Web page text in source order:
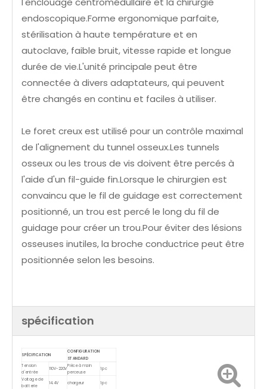
endoscopique.Forme ergonomique parfaite,
stérilisation à haute température et en
autoclave, faible bruit, vitesse rapide et longue
durée de vie.L'unité principale peut être
connectée à divers adaptateurs, qui peuvent
être changés en continu et faciles à utiliser.
Le foret creux est utilisé pour un contrôle maximal
de l'alignement du tunnel osseux.Les tunnels
osseux ou les trous de vis doivent être percés à
l'aide d'un fil-guide fin.Lorsque le chirurgien est
convaincu que le fil de guidage est correctement
positionné, un trou est percé le long du fil de
guidage pour créer un trou.Pour éviter des lésions
osseuses inutiles, la broche conductrice peut être
positionnée selon les besoins.
spécification
SPÉCIFICATION
CONFIGURATION
STANDARD
Tension
d'entrée
110V-220V
Pièce à main
perceuse
1 pc
Voltage de
batterie
14.4V chargeur
1 pc